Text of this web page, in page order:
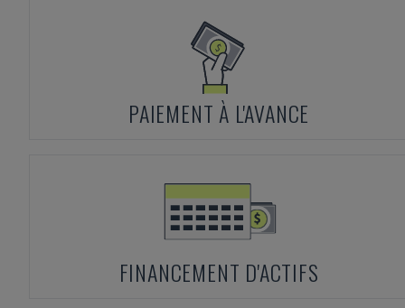
PAIEMENT À L'AVANCE
FINANCEMENT D'ACTIFS